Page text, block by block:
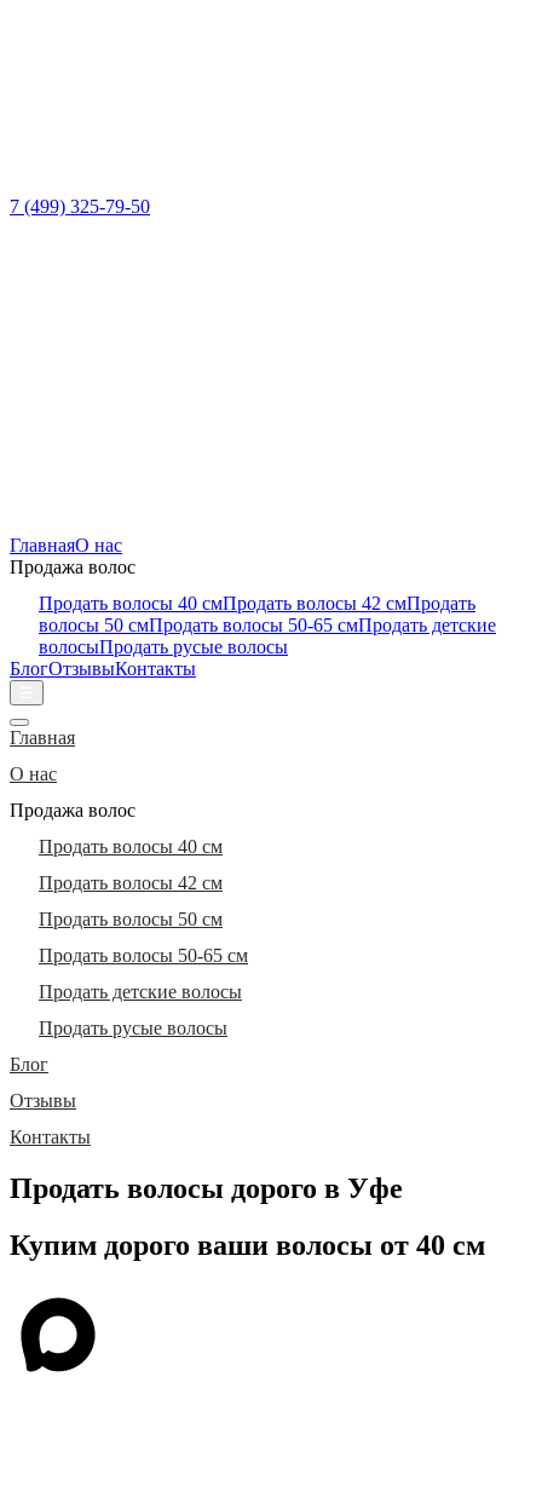
7 (499) 325-79-50
ГлавнаяО нас
Продажа волос
Продать волосы 40 смПродать волосы 42 смПродать
волосы 50 смПродать волосы 50-65 смПродать детские
волосыПродать русые волосы
БлогОтзывыКонтакты
Главная
О нас
Продажа волос
Продать волосы 40 см
Продать волосы 42 см
Продать волосы 50 см
Продать волосы 50-65 см
Продать детские волосы
Продать русые волосы
Блог
Отзывы
Контакты
Продать волосы дорого в Уфе
Купим дорого ваши волосы от 40 см